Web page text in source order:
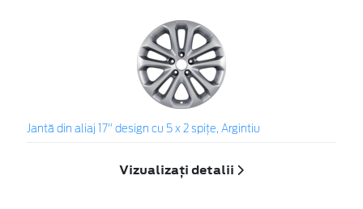
Jantă din aliaj 17" design cu 5 x 2 spiţe, Argintiu
Vizualizați detalii